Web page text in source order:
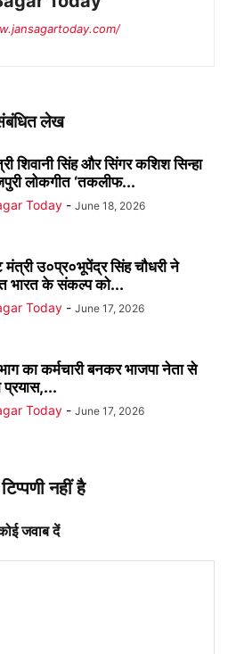
लेख
शिवानी सिंह और सिंगर कशिश सिन्हा
लोकगीत ‘तकलीफ...
Today - June 18, 2026
उ०प्र०भूपेंद्र सिंह चौधरी ने
भारत के संकल्प को...
Today - June 17, 2026
का कर्मचारी बनकर भाजपा नेता से
प्रयास,...
Today - June 17, 2026
नहीं है
जवाब दें